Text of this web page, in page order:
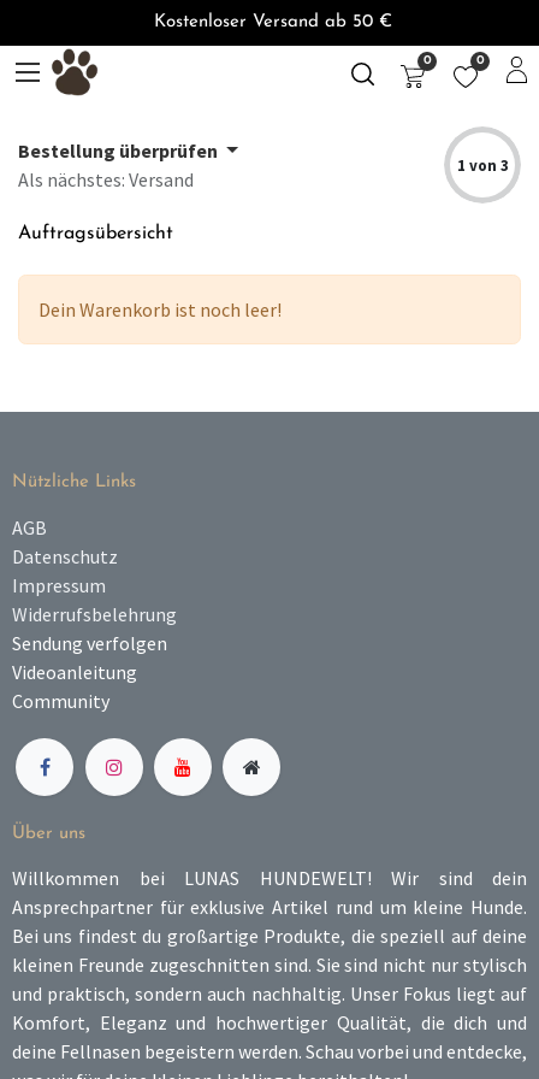
Kostenloser Versand ab 50 €
0 0
Bestellung überprüfen
Als nächstes: Versand
1 von 3
Auftragsübersicht
Dein Warenkorb ist noch leer!
Nützliche Links
AGB
Datenschutz
Impressum
Widerrufsbelehrung
Sendung verfolgen
Videoanleitung
​Community​
Über uns
Willkommen bei LUNAS HUNDEWELT! Wir sind dein
Ansprechpartner für exklusive Artikel rund um kleine Hunde.
Bei uns findest du großartige Produkte, die speziell auf deine
kleinen Freunde zugeschnitten sind. Sie sind nicht nur stylisch
und praktisch, sondern auch nachhaltig. Unser Fokus liegt auf
Komfort, Eleganz und hochwertiger Qualität, die dich und
deine Fellnasen begeistern werden. Schau vorbei und entdecke,